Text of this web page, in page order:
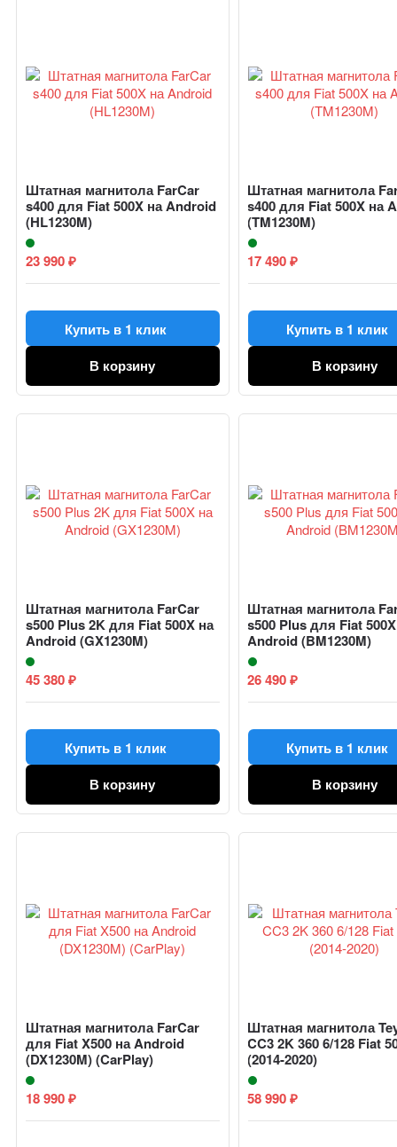
Штатная магнитола FarCar
s400 для Fiat 500X на Android
(HL1230M)
23 990₽
Купить в 1 клик
В корзину
Штатная магнитола
s400 для Fiat 500X на
(TM1230M)
17 490₽
Купить в 1 клик
В корзину
Штатная магнитола FarCar
s500 Plus 2K для Fiat 500X на
Android (GX1230M)
45 380₽
Купить в 1 клик
В корзину
Штатная магнитола
s500 Plus для Fiat
Android (BM1230M)
26 490₽
Купить в 1 клик
В корзину
Штатная магнитола FarCar
для Fiat X500 на Android
(DX1230M) (CarPlay)
18 990₽
Штатная магнитола
CC3 2K 360 6/128 Fiat
(2014-2020)
58 990₽